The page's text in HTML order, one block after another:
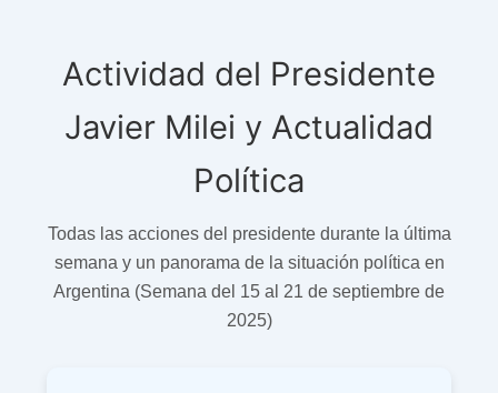
Actividad del Presidente
Javier Milei y Actualidad
Política
Todas las acciones del presidente durante la última
semana y un panorama de la situación política en
Argentina (Semana del 15 al 21 de septiembre de
2025)